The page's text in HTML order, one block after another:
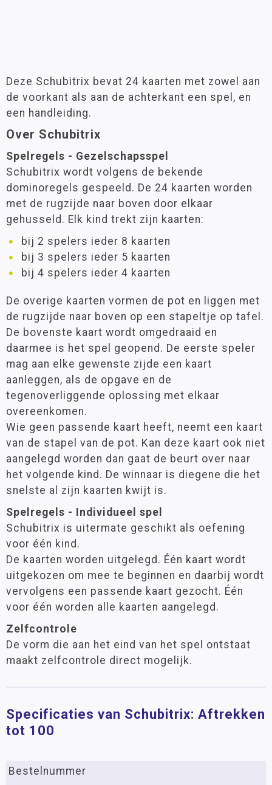
Deze Schubitrix bevat 24 kaarten met zowel aan
de voorkant als aan de achterkant een spel, en
een handleiding.
Over Schubitrix
Spelregels - Gezelschapsspel
Schubitrix wordt volgens de bekende
dominoregels gespeeld. De 24 kaarten worden
met de rugzijde naar boven door elkaar
gehusseld. Elk kind trekt zijn kaarten:
bij 2 spelers ieder 8 kaarten
bij 3 spelers ieder 5 kaarten
bij 4 spelers ieder 4 kaarten
De overige kaarten vormen de pot en liggen met
de rugzijde naar boven op een stapeltje op tafel.
De bovenste kaart wordt omgedraaid en
daarmee is het spel geopend. De eerste speler
mag aan elke gewenste zijde een kaart
aanleggen, als de opgave en de
tegenoverliggende oplossing met elkaar
overeenkomen.
Wie geen passende kaart heeft, neemt een kaart
van de stapel van de pot. Kan deze kaart ook niet
aangelegd worden dan gaat de beurt over naar
het volgende kind. De winnaar is diegene die het
snelste al zijn kaarten kwijt is.
Spelregels - Individueel spel
Schubitrix is uitermate geschikt als oefening
voor één kind.
De kaarten worden uitgelegd. Één kaart wordt
uitgekozen om mee te beginnen en daarbij wordt
vervolgens een passende kaart gezocht. Één
voor één worden alle kaarten aangelegd.
Zelfcontrole
De vorm die aan het eind van het spel ontstaat
maakt zelfcontrole direct mogelijk.
Specificaties van Schubitrix: Aftrekken
tot 100
Bestelnummer